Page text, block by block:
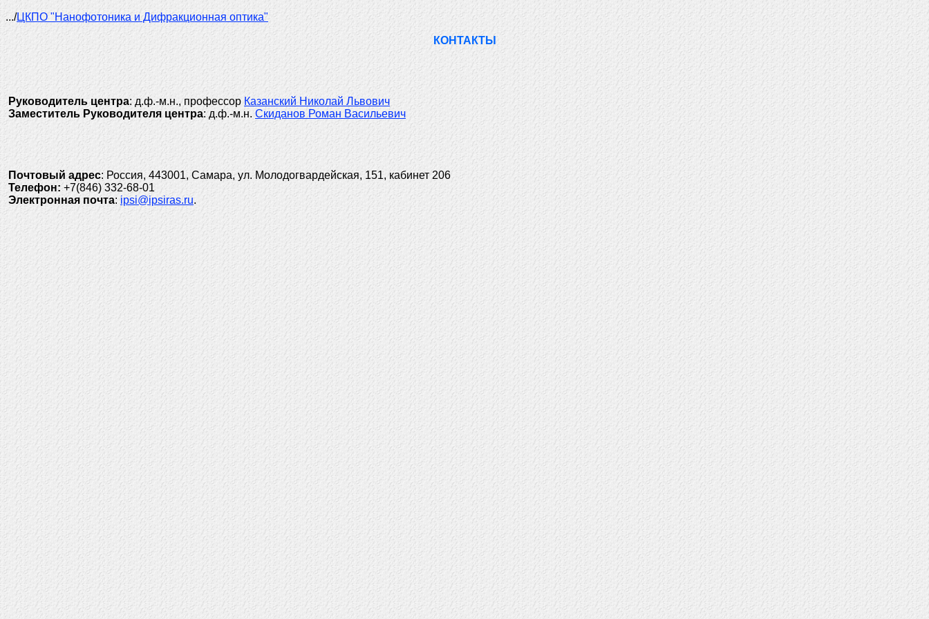
.../ЦКПО "Нанофотоника и Дифракционная оптика"
КОНТАКТЫ
Руководитель центра: д.ф.-м.н., профессор Казанский Николай Львович
Заместитель Руководителя центра: д.ф.-м.н. Скиданов Роман Васильевич
Почтовый адрес: Россия, 443001, Самара, ул. Молодогвардейская, 151, кабинет 206
Телефон:+7(846) 332-68-01
Электронная почта: ipsi@ipsiras.ru.